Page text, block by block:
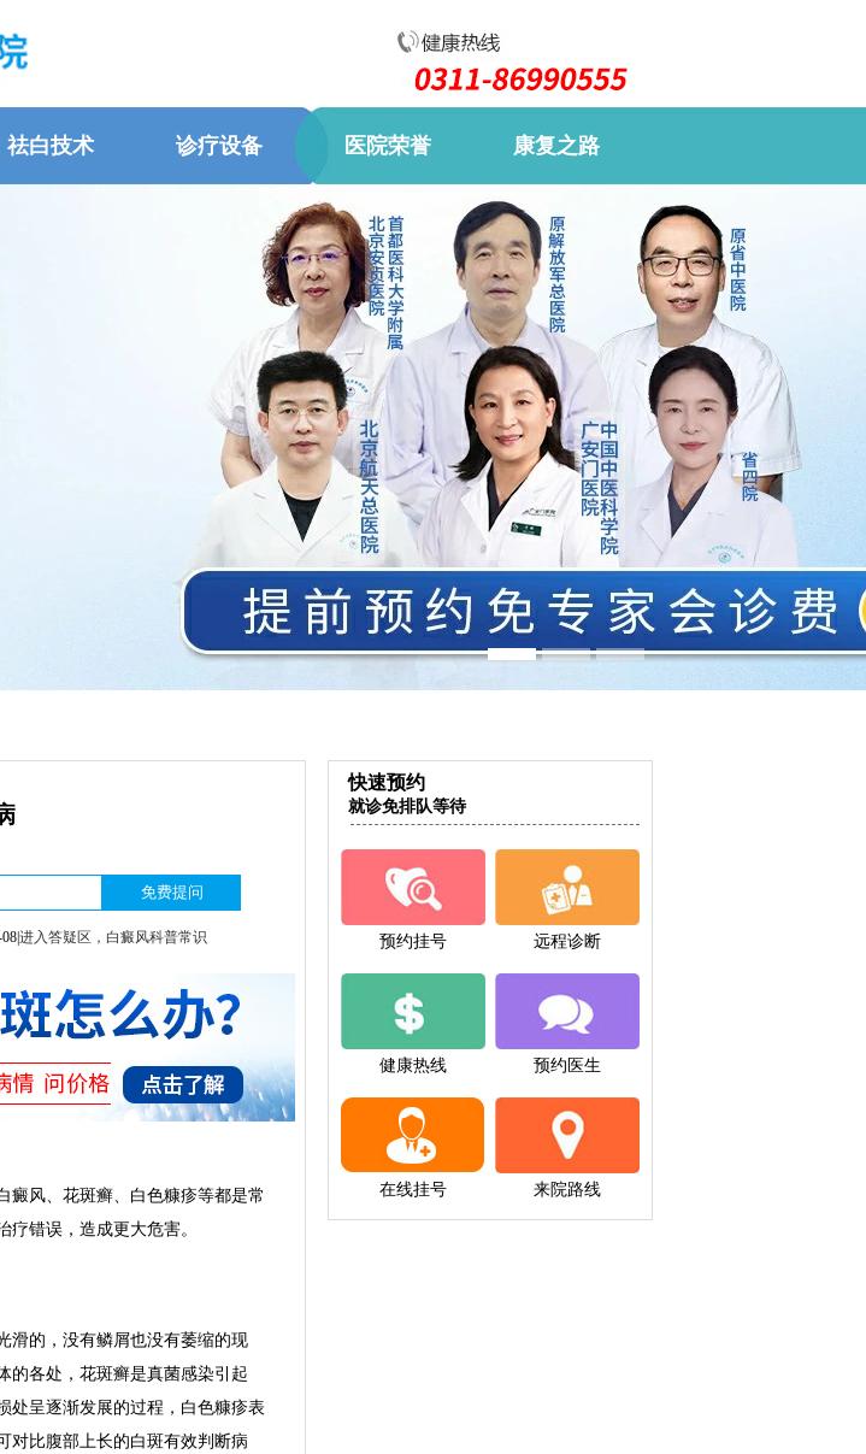
祛白技术 诊疗设备 医院荣誉 康复之路
进入答疑区，白癜风科普常识
风、花斑癣、白色糠疹等都是常
错误，造成更大危害。
的，没有鳞屑也没有萎缩的现
的各处，花斑癣是真菌感染引起
处呈逐渐发展的过程，白色糠疹表
对比腹部上长的白斑有效判断病
快速预约
就诊免排队等待
预约挂号 远程诊断
健康热线 预约医生
在线挂号 来院路线